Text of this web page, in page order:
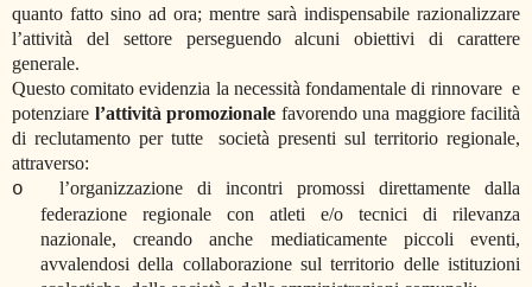
quanto fatto sino ad ora; mentre sarà indispensabile razionalizzare
l’attività del settore perseguendo alcuni obiettivi di carattere
generale.
Questo comitato evidenzia la necessità fondamentale di rinnovaree
potenziare l’attività promozionale favorendo una maggiore facilità
di reclutamento per tutte società presenti sul territorio regionale,
attraverso:
o
l’organizzazione di incontri promossi direttamente dalla
federazione regionale con atleti e/o tecnici di rilevanza
nazionale, creando anche mediaticamente piccoli eventi,
avvalendosi della collaborazione sul territorio delle istituzioni